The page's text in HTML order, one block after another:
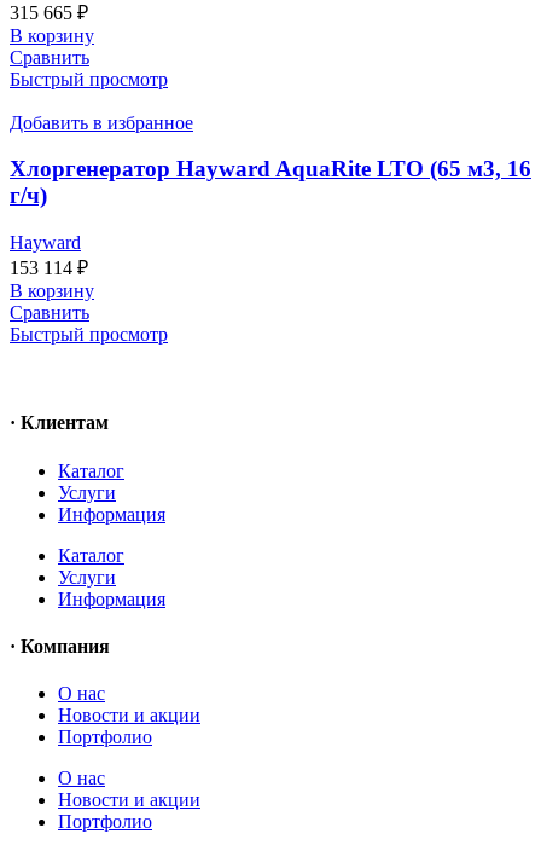
315 665 ₽
В корзину
Сравнить
Быстрый просмотр
Добавить в избранное
Хлоргенератор Hayward AquaRite LTO (65 м3, 16
г/ч)
Hayward
153 114 ₽
В корзину
Сравнить
Быстрый просмотр
· Клиентам
Каталог
Услуги
Информация
Каталог
Услуги
Информация
· Компания
O нас
Новости и акции
Портфолио
O нас
Новости и акции
Портфолио